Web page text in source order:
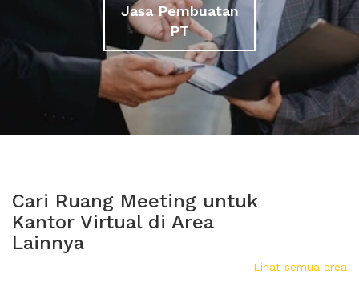
Jasa Pembuatan
PT
Cari Ruang Meeting untuk
Kantor Virtual di Area
Lainnya
Lihat semua area